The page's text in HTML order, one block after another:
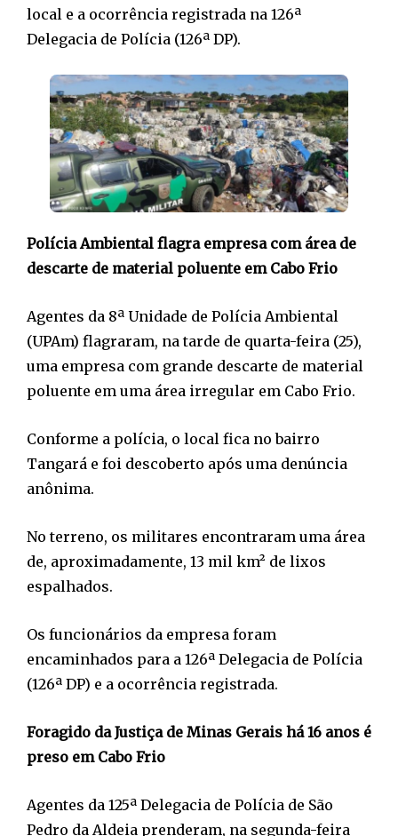
local e a ocorrência registrada na 126ª
Delegacia de Polícia (126ª DP).
Polícia Ambiental flagra empresa com área de
descarte de material poluente em Cabo Frio
Agentes da 8ª Unidade de Polícia Ambiental
(UPAm) flagraram, na tarde de quarta-feira (25),
uma empresa com grande descarte de material
poluente em uma área irregular em Cabo Frio.
Conforme a polícia, o local fica no bairro
Tangará e foi descoberto após uma denúncia
anônima.
No terreno, os militares encontraram uma área
de, aproximadamente, 13 mil km² de lixos
espalhados.
Os funcionários da empresa foram
encaminhados para a 126ª Delegacia de Polícia
(126ª DP) e a ocorrência registrada.
Foragido da Justiça de Minas Gerais há 16 anos é
preso em Cabo Frio
Agentes da 125ª Delegacia de Polícia de São
Pedro da Aldeia prenderam, na segunda-feira